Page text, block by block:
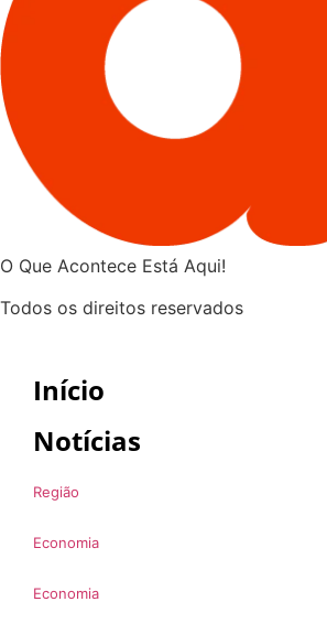
O Que Acontece Está Aqui!
Todos os direitos reservados
Início
Notícias
Região
Economia
Economia